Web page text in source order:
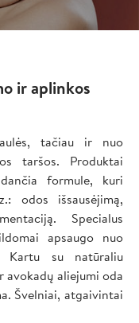
ir aplinkos
tačiau ir nuo
taršos. Produktai
formule, kuri
odos išsausėjimą,
Specialus
apsaugo nuo
Kartu su natūraliu
avokadų aliejumi oda
Švelniai, atgaivintai